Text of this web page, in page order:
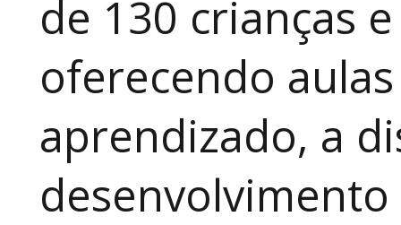
de 130 crianças
oferecendo
aprendizado, a